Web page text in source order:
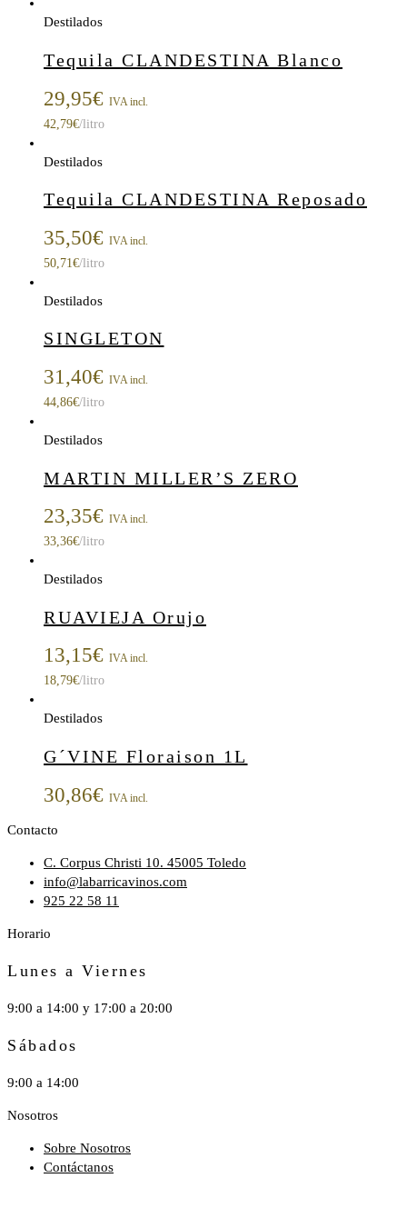
Destilados
Tequila CLANDESTINA Blanco
29,95€ IVA incl.
42,79€/litro
Destilados
Tequila CLANDESTINA Reposado
35,50€ IVA incl.
50,71 €/litro
Destilados
SINGLETON
31,40€ IVA incl.
44,86€/litro
Destilados
MARTIN MILLER’S ZERO
23,35€ IVA incl.
33,36€/litro
Destilados
RUAVIEJA Orujo
13,15€ IVA incl.
18,79€/litro
Destilados
G´VINE Floraison 1L
30,86€ IVA incl.
Contacto
C. Corpus Christi 10. 45005 Toledo
info@labarricavinos.com
925 22 58 11
Horario
Lunes a Viernes
9:00 a 14:00 y 17:00 a 20:00
Sábados
9:00 a 14:00
Nosotros
Sobre Nosotros
Contáctanos